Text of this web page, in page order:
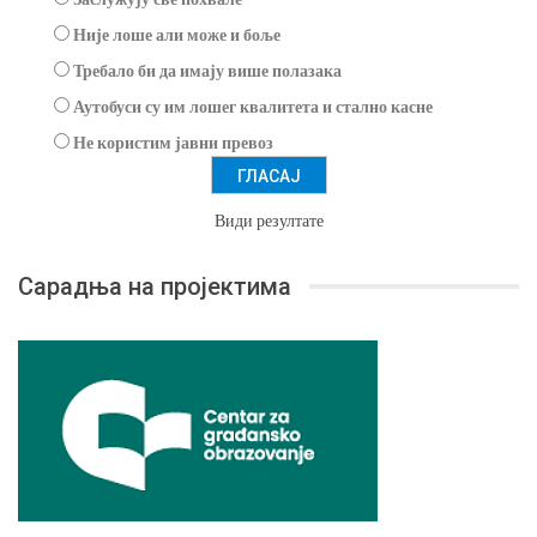
Није лоше али може и боље
Требало би да имају више полазака
Аутобуси су им лошег квалитета и стално касне
Не користим јавни превоз
Види резултате
Сарадња на пројектима